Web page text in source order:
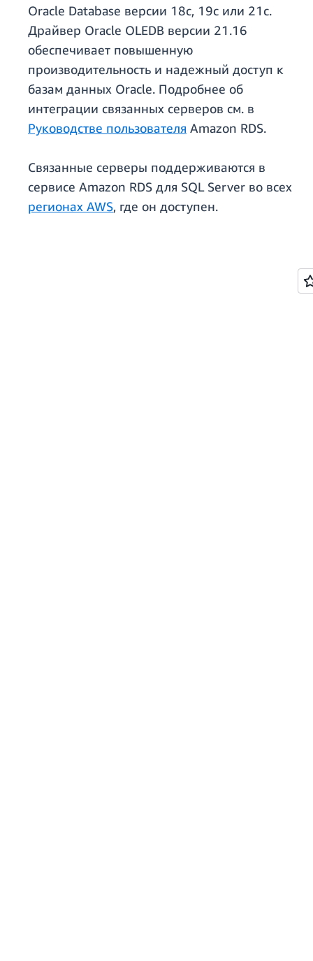
Oracle Database версии 18c, 19c или 21c.
Драйвер Oracle OLEDB версии 21.16
обеспечивает повышенную
производительность и надежный доступ к
базам данных Oracle. Подробнее об
интеграции связанных серверов см. в
Руководстве пользователя Amazon RDS.
Связанные серверы поддерживаются в
сервисе Amazon RDS для SQL Server во всех
регионах AWS, где он доступен.